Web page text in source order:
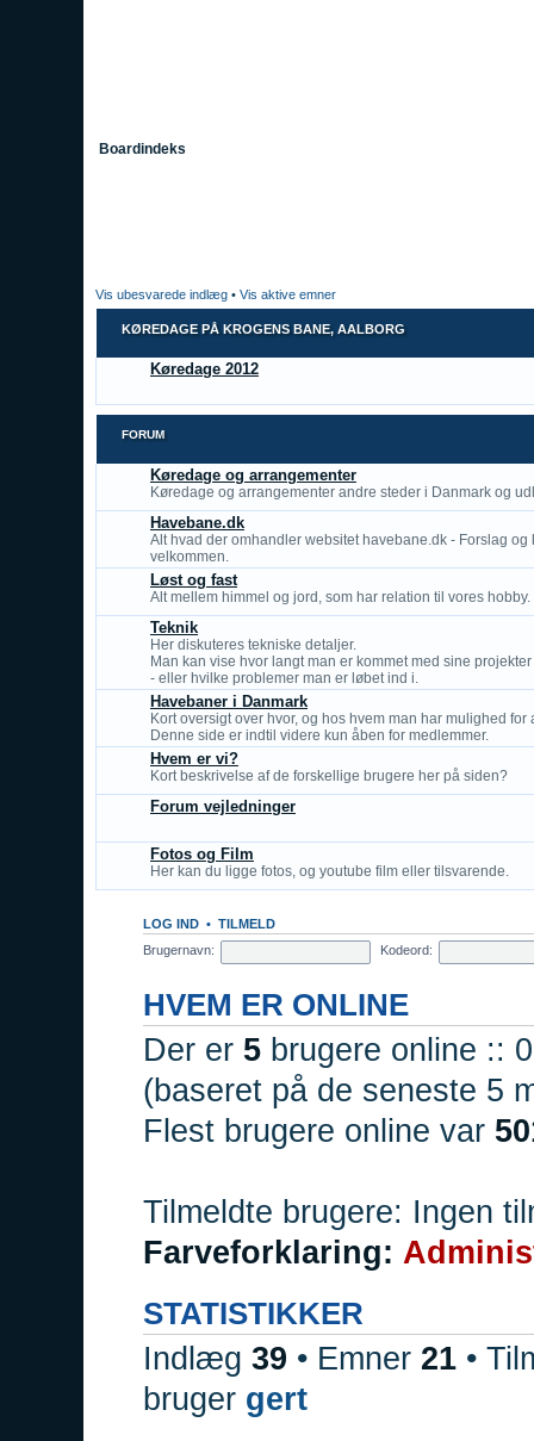
Boardindeks
Vis ubesvarede indlæg • Vis aktive emner
KØREDAGE PÅ KROGENS BANE, AALBORG
Køredage 2012
FORUM
Køredage og arrangementer
Køredage og arrangementer andre steder i Danmark og
Havebane.dk
Alt hvad der omhandler websitet havebane.dk - Forslag og
velkommen.
Løst og fast
Alt mellem himmel og jord, som har relation til vores hobby.
Teknik
Her diskuteres tekniske detaljer.
Man kan vise hvor langt man er kommet med sine projekter
- eller hvilke problemer man er løbet ind i.
Havebaner i Danmark
Kort oversigt over hvor, og hos hvem man har mulighed for
Denne side er indtil videre kun åben for medlemmer.
Hvem er vi?
Kort beskrivelse af de forskellige brugere her på siden?
Forum vejledninger
Fotos og Film
Her kan du ligge fotos, og youtube film eller tilsvarende.
LOG IND • TILMELD
Brugernavn:
Kodeord:
HVEM ER ONLINE
Der er 5 brugere online ::
(baseret på de seneste 5
Flest brugere online var
Tilmeldte brugere: Ingen
Farveforklaring:
STATISTIKKER
Indlæg 39 • Emner 21 •
bruger gert